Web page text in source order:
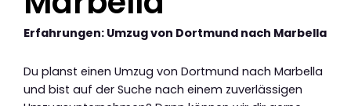
Erfahrungen: Umzug von Dortmund nach Marbella
Du planst einen Umzug von Dortmund nach Marbella
und bist auf der Suche nach einem zuverlässigen